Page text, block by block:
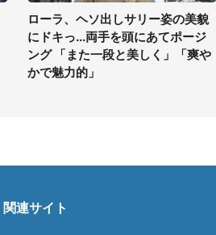
ローラ、ヘソ出しサリー姿の美貌
にドキっ...両手を頭にあてポージ
ング 「また一段と美しく」「爽や
かで魅力的」
関連サイト